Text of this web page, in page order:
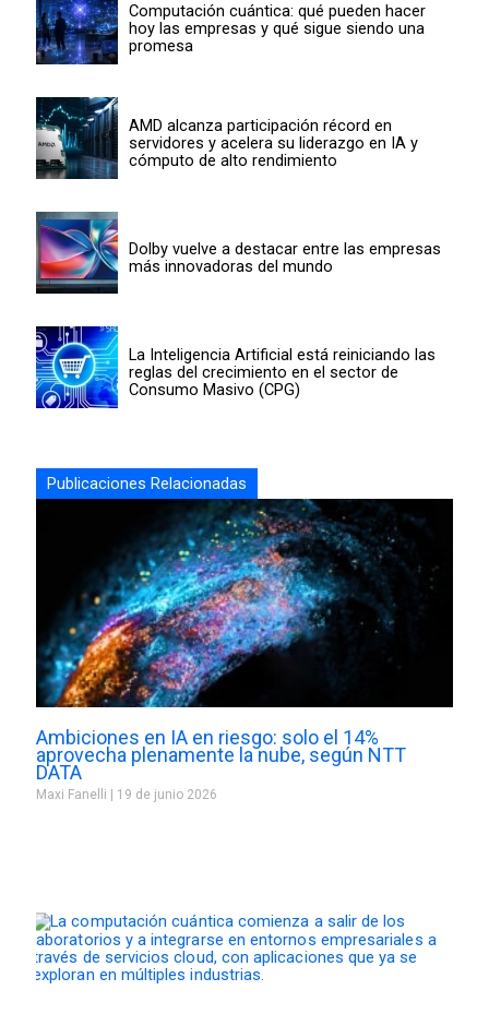
Computación cuántica: qué pueden hacer
hoy las empresas y qué sigue siendo una
promesa
AMD alcanza participación récord en
servidores y acelera su liderazgo en IA y
cómputo de alto rendimiento
Dolby vuelve a destacar entre las empresas
más innovadoras del mundo
La Inteligencia Artificial está reiniciando las
reglas del crecimiento en el sector de
Consumo Masivo (CPG)
Publicaciones Relacionadas
Ambiciones en IA en riesgo: solo el 14%
aprovecha plenamente la nube, según NTT
DATA
Maxi Fanelli 19 de junio 2026